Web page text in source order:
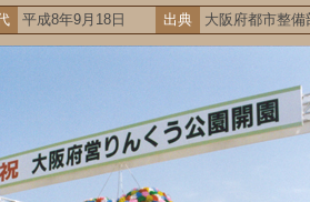
平成8年9月18日 出典 大阪府都市整備